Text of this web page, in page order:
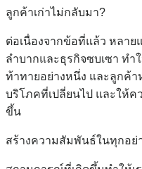
ลูกค้าเก่าไม่กลับมา?
ต่อเนื่องจากข้อที่แล้ว หลาย
ลำบากและธุรกิจซบเซา ทำ
ท้าทายอย่างหนึ่ง และลูกค้
บริโภคที่เปลี่ยนไป และให้
ขึ้น
สร้างความสัมพันธ์ในทุกอย่